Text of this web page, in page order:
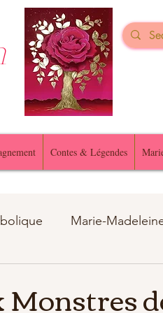
Contes & Légendes
Marie-
Monstres